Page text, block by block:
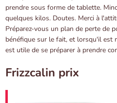
prendre sous forme de tablette.
quelques kilos. Doutes. Merci à
Préparez-vous un plan de perte de
bénéfique sur le fait, et lorsqu'il est
est utile de se préparer à prendre
Frizzcalin prix